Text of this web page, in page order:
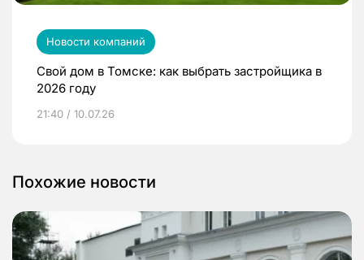
Новости компаний
Свой дом в Томске: как выбрать застройщика в
2026 году
21:40 / 10.07.26
Похожие новости